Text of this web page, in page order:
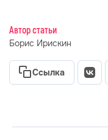
Автор статьи
Борис Ирискин
Ссылка